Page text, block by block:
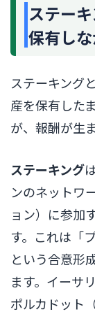
ステー
保有し
ステーキング
産を保有した
が、報酬が生
ステーキング
ンのネットワ
ョン）に参加
す。これは「
という合意形
ます。イーサ
ポルカドット